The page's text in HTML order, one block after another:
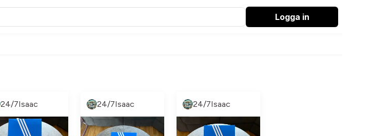
Logga in
24/7Isaac 24/7Isaac 24/7Isaac